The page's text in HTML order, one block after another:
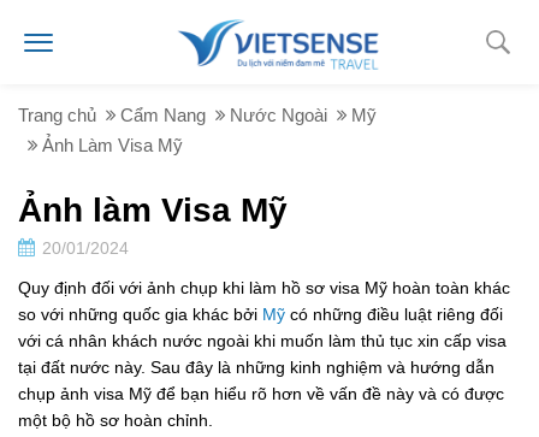
Trang chủ Cẩm Nang Nước Ngoài
Mỹ
Ảnh Làm Visa Mỹ
Ảnh làm Visa Mỹ
20/01/2024
Quy định đối với ảnh chụp khi làm hồ sơ visa Mỹ hoàn toàn khác
so với những quốc gia khác bởi Mỹ có những điều luật riêng đối
với cá nhân khách nước ngoài khi muốn làm thủ tục xin cấp visa
tại đất nước này. Sau đây là những kinh nghiệm và hướng dẫn
chụp ảnh visa Mỹ để bạn hiểu rõ hơn về vấn đề này và có được
một bộ hồ sơ hoàn chỉnh.